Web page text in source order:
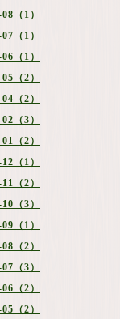
（1）
（1）
（1）
（2）
（2）
（3）
（2）
（1）
（2）
（3）
（1）
（2）
（3）
（2）
（2）